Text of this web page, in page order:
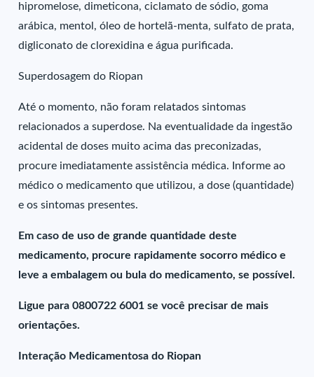
hipromelose, dimeticona, ciclamato de sódio, goma
arábica, mentol, óleo de hortelã-menta, sulfato de prata,
digliconato de clorexidina e água purificada.
Superdosagem do Riopan
Até o momento, não foram relatados sintomas
relacionados a superdose. Na eventualidade da ingestão
acidental de doses muito acima das preconizadas,
procure imediatamente assistência médica. Informe ao
médico o medicamento que utilizou, a dose (quantidade)
e os sintomas presentes.
Em caso de uso de grande quantidade deste
medicamento, procure rapidamente socorro médico e
leve a embalagem ou bula do medicamento, se possível.
Ligue para 0800722 6001 se você precisar de mais
orientações.
Interação Medicamentosa do Riopan